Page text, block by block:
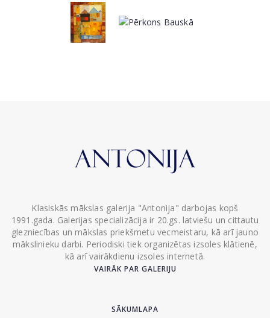
Klasiskās mākslas galerija "Antonija" darbojas kopš
1991.gada. Galerijas specializācija ir 20.gs. latviešu un cittautu
glezniecības un mākslas priekšmetu vecmeistaru, kā arī jauno
mākslinieku darbi. Periodiski tiek organizētas izsoles klātienē,
kā arī vairākdienu izsoles internetā.
VAIRĀK PAR GALERIJU
SĀKUMLAPA